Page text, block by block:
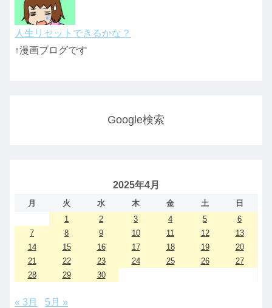
人生リセットできるかな？
↑漫画ブログです
Google検索
2025年4月
月 火 水 木 金 土
日
1
2 3 4 5
6
7
8 9 10 11 12
13
14
15 16 17 18 19
20
21
22 23 24 25 26
27
28
29 30
« 3月 5月 »